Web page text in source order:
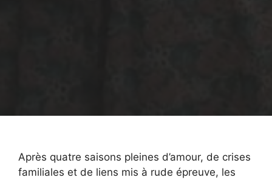
Après quatre saisons pleines d’amour, de crises
familiales et de liens mis à rude épreuve, les